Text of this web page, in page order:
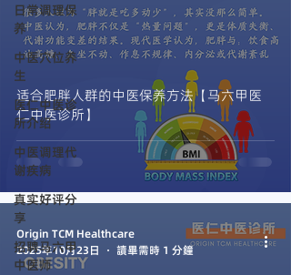
日常调理保
养
中医穴位养
生
医仁中医诊
所介绍
中医调理代
谢疾病
真实好评分
享
招聘马六甲
中医师
适合肥胖人群的中医保养方法【马六甲医
仁中医诊所】
Origin TCM Healthcare
2025年10月23日
讀畢需時 1 分鐘